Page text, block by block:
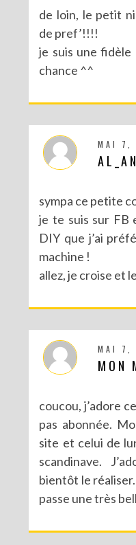
de loin, le petit
de pref’!!!!
je suis une
chance ^^
MAI 7,
sympa ce petite
je te suis sur FB
DIY que j’ai
machine !
allez, je croise et
MAI 7,
MON
coucou, j’adore
pas abonnée.
site et celui de
scandinave.
bientôt le
passe une très